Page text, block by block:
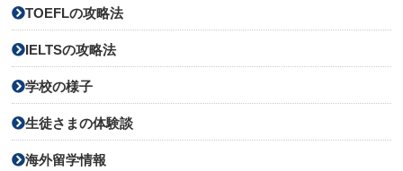
TOEFLの攻略法
IELTSの攻略法
学校の様子
生徒さまの体験談
海外留学情報